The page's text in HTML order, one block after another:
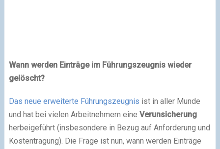
Wann werden Einträge im Führungszeugnis wieder
gelöscht?
Das neue erweiterte Führungszeugnis ist in aller Munde
und hat bei vielen Arbeitnehmern eine Verunsicherung
herbeigeführt (insbesondere in Bezug auf Anforderung und
Kostentragung). Die Frage ist nun, wann werden Einträge